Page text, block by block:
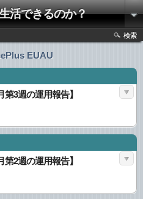
活できるのか？
検索
EUAU
3週の運用報告】
2週の運用報告】